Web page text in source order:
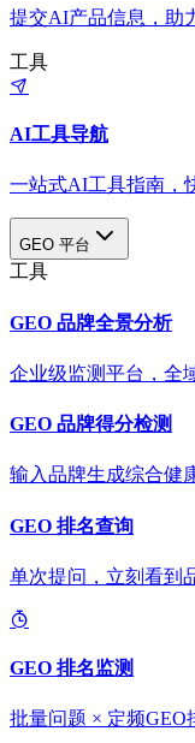
提交AI产品信息，助
工具
AI工具导航
一站式AI工具指南，
GEO 平台
工具
GEO 品牌全景分析
企业级监测平台，全
GEO 品牌得分检测
输入品牌生成综合健
GEO 排名查询
单次提问，立刻看到
GEO 排名监测
批量问题 × 定频